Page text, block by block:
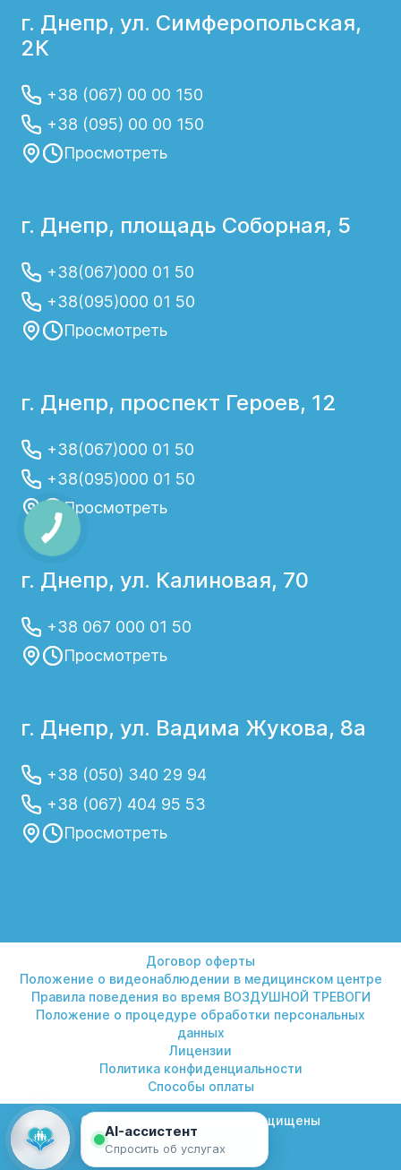
г. Днепр, ул. Симферопольская,
2К
+38 (067) 00 00 150
+38 (095) 00 00 150
Просмотреть
г. Днепр, площадь Соборная, 5
+38(067)000 01 50
+38(095)000 01 50
Просмотреть
г. Днепр, проспект Героев, 12
+38(067)000 01 50
+38(095)000 01 50
Просмотреть
г. Днепр, ул. Калиновая, 70
+38 067 000 01 50
Просмотреть
г. Днепр, ул. Вадима Жукова, 8а
+38 (050) 340 29 94
+38 (067) 404 95 53
Просмотреть
Договор оферты
Положение о видеонаблюдении в медицинском центре
Правила поведения во время ВОЗДУШНОЙ ТРЕВОГИ
Положение о процедуре обработки персональных
данных
Лицензии
Политика конфиденциальности
Способы оплаты
© 2026 Гелиос. Все права защищены
AI-ассистент
Спросить об услугах